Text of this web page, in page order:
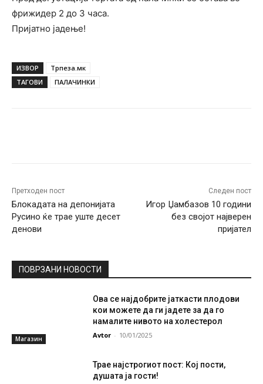
фрижидер 2 до 3 часа.
Пријатно јадење!
ИЗВОР
Трпеза.мк
ТАГОВИ
ПАЛАЧИНКИ
Претходен пост
Блокадата на депонијата
Русино ќе трае уште десет
денови
Следен пост
Игор Џамбазов 10 години
без својот најверен
пријател
ПОВРЗАНИ НОВОСТИ
Магазин
Ова се најдобрите јаткасти плодови
кои можете да ги јадете за да го
намалите нивото на холестерол
Avtor - 10/01/2025
Трае најстрогиот пост: Кој пости,
душата ја гости!